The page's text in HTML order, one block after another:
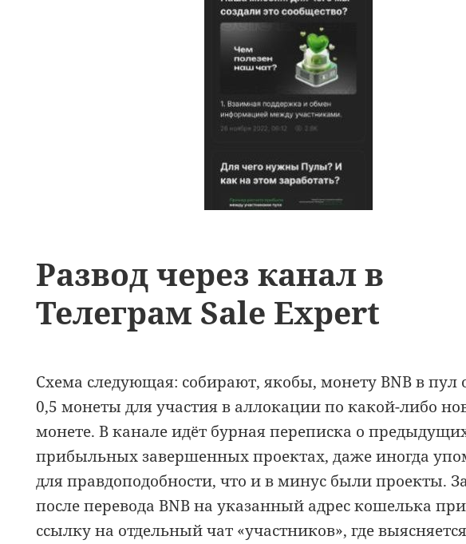
Развод через канал в
Телеграм Sale Expert
Схема следующая: собирают, якобы, монету BNB в пул
0,5 монеты для участия в аллокации по какой-либо
монете. В канале идёт бурная переписка о
прибыльных завершенных проектах, даже иногда
для правдоподобности, что и в минус были проекты.
после перевода BNB на указанный адрес кошелька
ссылку на отдельный чат «участников», где